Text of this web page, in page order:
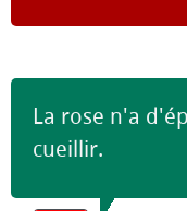
La rose n'a
cueillir.